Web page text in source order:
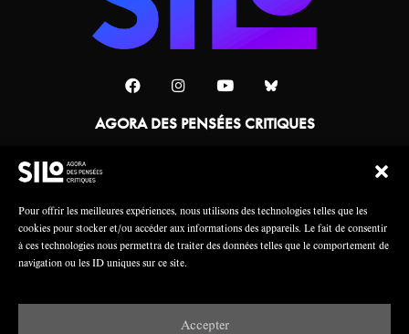
Pour offrir les meilleures expériences, nous utilisons des technologies telles que les
cookies pour stocker et/ou accéder aux informations des appareils. Le fait de consentir
à ces technologies nous permettra de traiter des données telles que le comportement de
navigation ou les ID uniques sur ce site.
Accepter
AGORA DES PENSÉES CRITIQUES